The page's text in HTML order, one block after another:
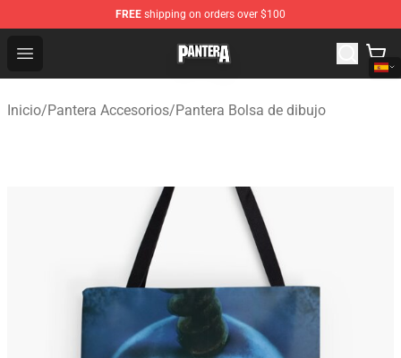
FREE shipping on orders over $100
Open menu
Pantera Store - Official Pantera Merchandise Shop
Inicio/Pantera Accesorios/Pantera Bolsa de dibujo